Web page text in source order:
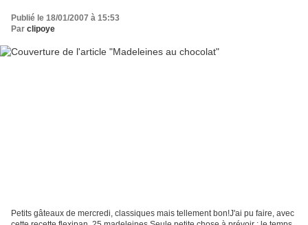
Publié le 18/01/2007 à 15:53
Par clipoye
Petits gâteaux de mercredi, classiques mais tellement bon!J'ai pu faire, avec